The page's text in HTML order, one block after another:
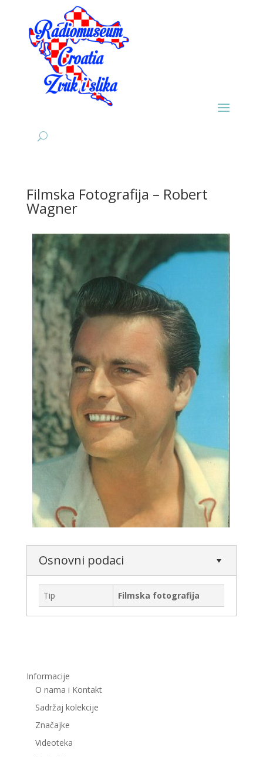
Filmska Fotografija – Robert
Wagner
Osnovni podaci
Tip Filmska fotografija
Informacije
O nama i Kontakt
Sadržaj kolekcije
Značajke
Videoteka